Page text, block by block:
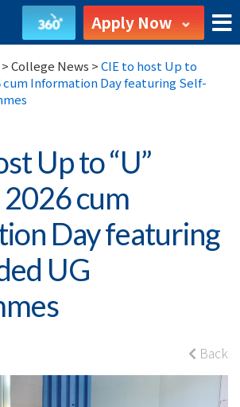
Apply Now
>College News >CIE to host Up to
cum Information Day featuring Self-
Up to “U”
cum
Day featuring
UG
Back